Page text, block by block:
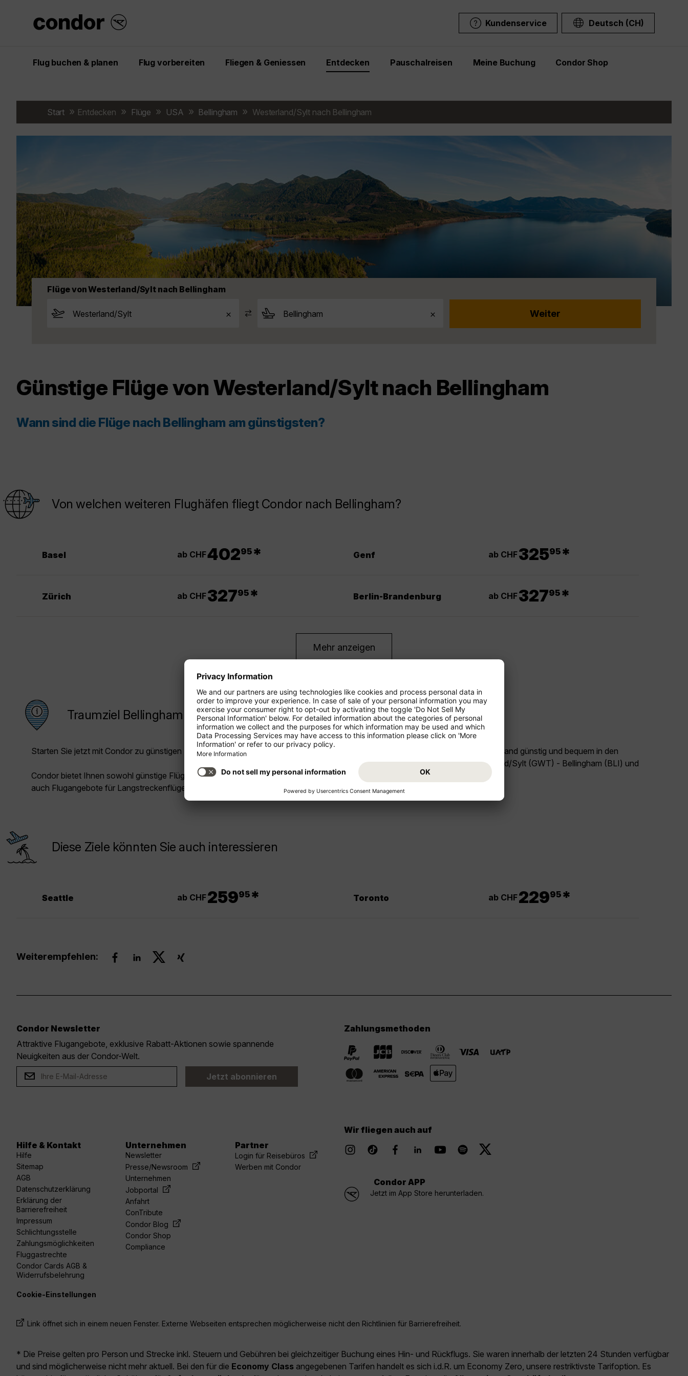
Kundenservice Deutsch (CH)
Flug buchen & planen Flug vorbereiten Fliegen & Geniessen Entdecken Pauschalreisen Meine Buchung Condor Shop
Start Entdecken Flüge USA Bellingham Westerland/Sylt nach Bellingham
Flüge von Westerland/Sylt nach Bellingham
Günstige Flüge von Westerland/Sylt nach Bellingham
Wann sind die Flüge nach Bellingham am günstigsten?
Von welchen weiteren Flughäfen fliegt Condor nach Bellingham?
Basel ab CHF40295 * Genf ab CHF32595 *
Zürich ab CHF32795 * Berlin-Brandenburg ab CHF32795 *
Mehr anzeigen
Traumziel Bellingham
Starten Sie jetzt mit Condor zu günstigen Preisen in Ihren Urlaub!
Condor bietet Ihnen sowohl günstige Flüge für die Kurz- und Mittelstrecke als
auch Flugangebote für Langstreckenflüge.
Starten Sie von Ihrem Abflugsland Deutschland günstig und bequem in den
Urlaub. Buchen Sie jetzt den Flug Westerland/Sylt (GWT) - Bellingham (BLI) und
freuen Sie sich auf Ihr Reiseziel USA!
Diese Ziele könnten Sie auch interessieren
Seattle ab CHF25995 * Toronto ab CHF22995 *
Weiterempfehlen:
Condor Newsletter
Attraktive Flugangebote, exklusive Rabatt-Aktionen sowie spannende
Neuigkeiten aus der Condor-Welt.
Jetzt abonnieren
Zahlungsmethoden
Hilfe & Kontakt
Hilfe
Sitemap
AGB
Datenschutzerklärung
Erklärung der
Barrierefreiheit
Impressum
Schlichtungsstelle
Zahlungsmöglichkeiten
Fluggastrechte
Condor Cards AGB &
Widerrufsbelehrung
Unternehmen
Newsletter
Presse/Newsroom
Unternehmen
Jobportal
Anfahrt
ConTribute
Condor Blog
Condor Shop
Compliance
Partner
Login für Reisebüros
Werben mit Condor
Wir fliegen auch auf
Condor APP
Jetzt im App Store herunterladen.
Cookie-Einstellungen
Link öffnet sich in einem neuen Fenster. Externe Webseiten entsprechen möglicherweise nicht den Richtlinien für Barrierefreiheit.
* Die Preise gelten pro Person und Strecke inkl. Steuern und Gebühren bei gleichzeitiger Buchung eines Hin- und Rückflugs. Sie waren innerhalb der letzten 24 Stunden verfügbar
und sind möglicherweise nicht mehr aktuell. Bei den für die Economy Class angegebenen Tarifen handelt es sich i.d.R. um Economy Zero, unsere restriktivste Tarifoption. Es